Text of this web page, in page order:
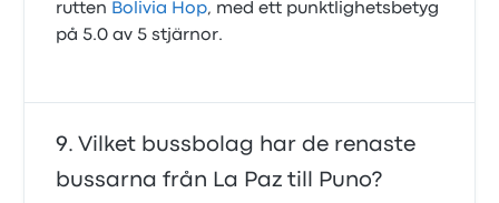
rutten Bolivia Hop, med ett punktlighetsbetyg
på 5.0 av 5 stjärnor.
Vilket bussbolag har de renaste
bussarna från La Paz till Puno?